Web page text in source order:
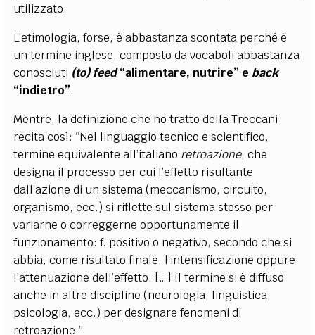
utilizzato.
L’etimologia, forse, è abbastanza scontata perché è
un termine inglese, composto da vocaboli abbastanza
conosciuti (to) feed“alimentare, nutrire” eback
“indietro”.
Mentre, la definizione che ho tratto della Treccani
recita così: “Nel linguaggio tecnico e scientifico,
termine equivalente all’italiano retroazione, che
designa il processo per cui l’effetto risultante
dall’azione di un sistema (meccanismo, circuito,
organismo, ecc.) si riflette sul sistema stesso per
variarne o correggerne opportunamente il
funzionamento: f. positivo o negativo, secondo che si
abbia, come risultato finale, l’intensificazione oppure
l’attenuazione dell’effetto. […] Il termine si è diffuso
anche in altre discipline (neurologia, linguistica,
psicologia, ecc.) per designare fenomeni di
retroazione.”